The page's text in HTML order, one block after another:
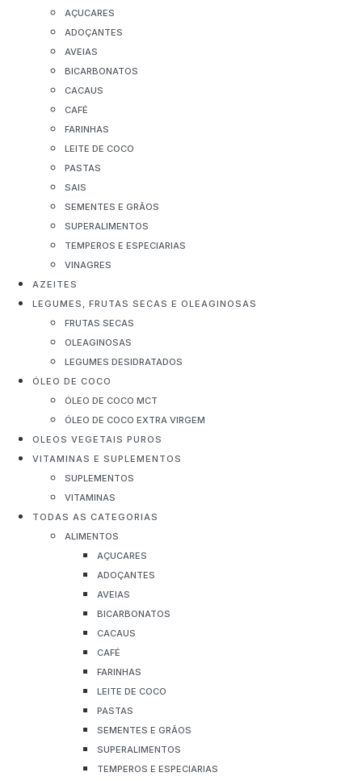
AÇUCARES
ADOÇANTES
AVEIAS
BICARBONATOS
CACAUS
CAFÉ
FARINHAS
LEITE DE COCO
PASTAS
SAIS
SEMENTES E GRÃOS
SUPERALIMENTOS
TEMPEROS E ESPECIARIAS
VINAGRES
AZEITES
LEGUMES, FRUTAS SECAS E OLEAGINOSAS
FRUTAS SECAS
OLEAGINOSAS
LEGUMES DESIDRATADOS
ÓLEO DE COCO
ÓLEO DE COCO MCT
ÓLEO DE COCO EXTRA VIRGEM
OLEOS VEGETAIS PUROS
VITAMINAS E SUPLEMENTOS
SUPLEMENTOS
VITAMINAS
TODAS AS CATEGORIAS
ALIMENTOS
AÇUCARES
ADOÇANTES
AVEIAS
BICARBONATOS
CACAUS
CAFÉ
FARINHAS
LEITE DE COCO
PASTAS
SEMENTES E GRÃOS
SUPERALIMENTOS
TEMPEROS E ESPECIARIAS